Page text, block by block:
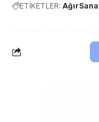
ETİKETLER: